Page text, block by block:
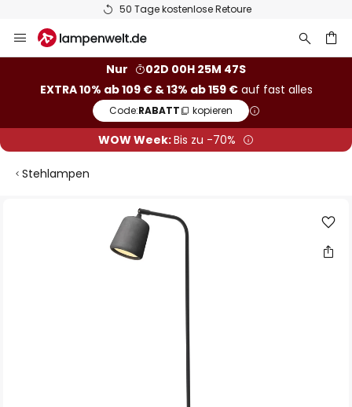
50 Tage kostenlose Retoure
Inhalt
Nur
02D 00H 25M 47S
EXTRA 10% ab 109 € & 13% ab 159 €auf fast alles
Code:RABATT kopieren
WOW Week:Bis zu -70%
Stehlampen